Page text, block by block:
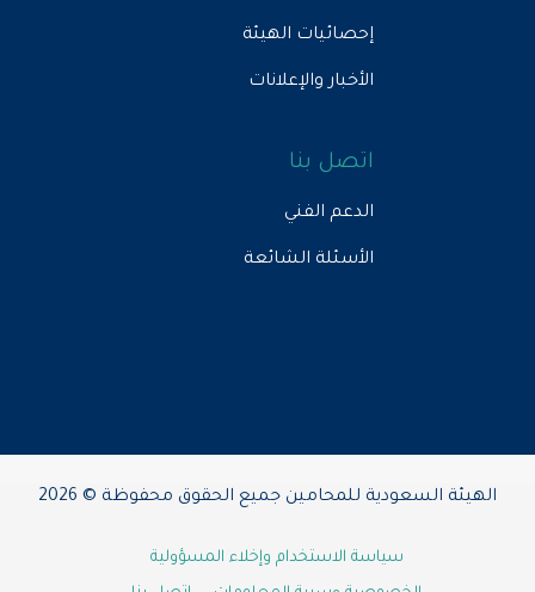
إحصائيات الهيئة
الأخبار والإعلانات
اتصل بنا
الدعم الفني
الأسئلة الشائعة
الهيئة السعودية للمحامين جميع الحقوق محفوظة © 2026
سياسة الاستخدام وإخلاء المسؤولية